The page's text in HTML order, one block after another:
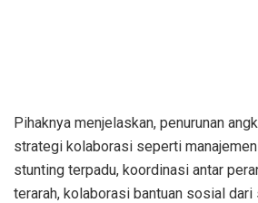
Pihaknya menjelaskan, penurunan
strategi kolaborasi seperti
stunting terpadu, koordinasi antar
terarah, kolaborasi bantuan sosial